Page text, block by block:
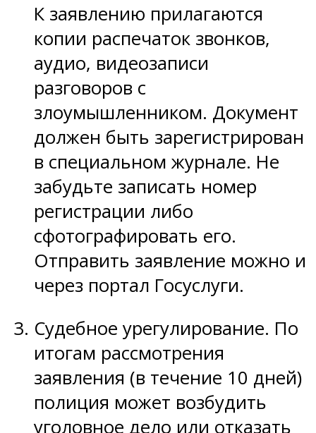
К заявлению прилагаются
копии распечаток звонков,
аудио, видеозаписи
разговоров с
злоумышленником. Документ
должен быть зарегистрирован
в специальном журнале. Не
забудьте записать номер
регистрации либо
сфотографировать его.
Отправить заявление можно и
через портал Госуслуги.
Судебное урегулирование. По
итогам рассмотрения
заявления (в течение 10 дней)
полиция может возбудить
уголовное дело или отказать